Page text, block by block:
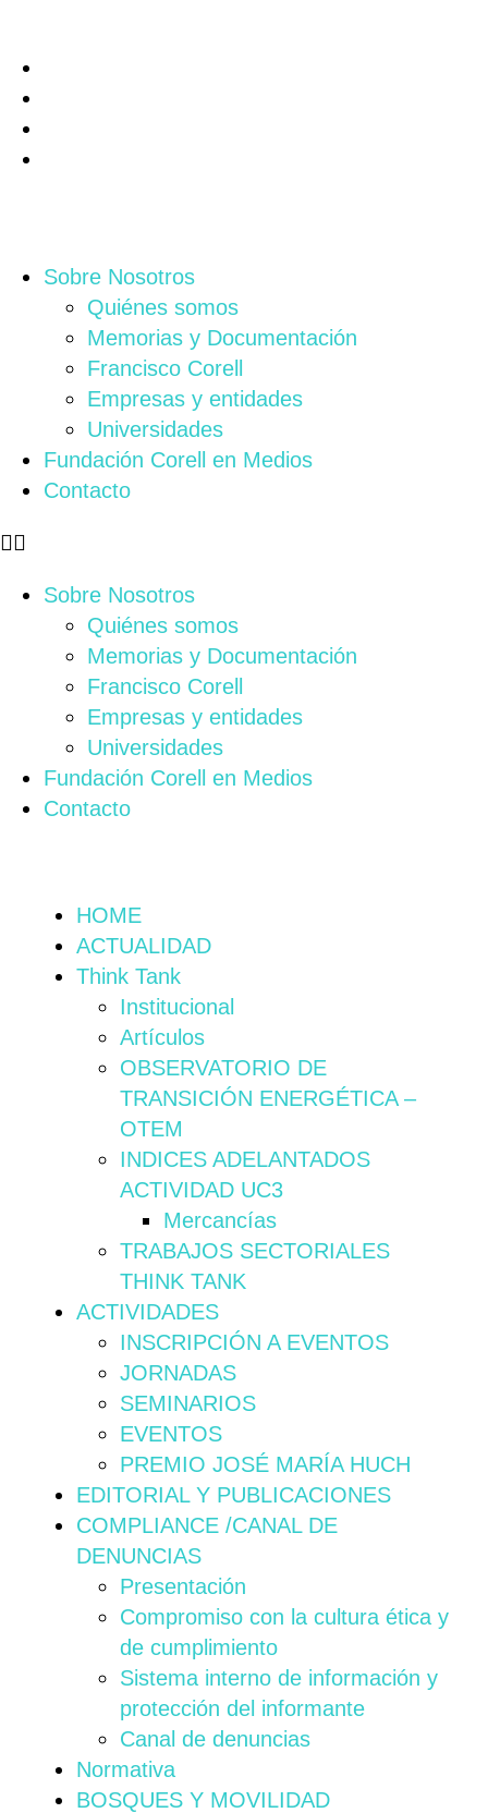
Sobre Nosotros
Quiénes somos
Memorias y Documentación
Francisco Corell
Empresas y entidades
Universidades
Fundación Corell en Medios
Contacto
Sobre Nosotros
Quiénes somos
Memorias y Documentación
Francisco Corell
Empresas y entidades
Universidades
Fundación Corell en Medios
Contacto
HOME
ACTUALIDAD
Think Tank
Institucional
Artículos
OBSERVATORIO DE
TRANSICIÓN ENERGÉTICA –
OTEM
INDICES ADELANTADOS
ACTIVIDAD UC3
Mercancías
TRABAJOS SECTORIALES
THINK TANK
ACTIVIDADES
INSCRIPCIÓN A EVENTOS
JORNADAS
SEMINARIOS
EVENTOS
PREMIO JOSÉ MARÍA HUCH
EDITORIAL Y PUBLICACIONES
COMPLIANCE /CANAL DE
DENUNCIAS
Presentación
Compromiso con la cultura ética y
de cumplimiento
Sistema interno de información y
protección del informante
Canal de denuncias
Normativa
BOSQUES Y MOVILIDAD